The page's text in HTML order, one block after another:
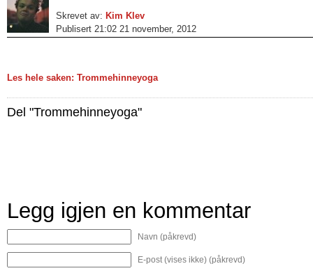
Skrevet av: Kim Klev
Publisert 21:02 21 november, 2012
Les hele saken: Trommehinneyoga
Del "Trommehinneyoga"
Legg igjen en kommentar
Navn (påkrevd)
E-post (vises ikke) (påkrevd)